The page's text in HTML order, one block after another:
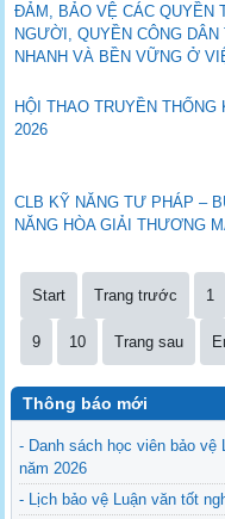
ĐẢM, BẢO VỆ CÁC QUYỀN
NGƯỜI, QUYỀN CÔNG
NHANH VÀ BỀN VỮNG Ở
HỘI THAO TRUYỀN
2026
CLB KỸ NĂNG TƯ PHÁP –
NĂNG HÒA GIẢI THƯƠNG
Start Trang trước 1
9 10 Trang sau
Thông báo mới
- Danh sách học viên bảo
năm 2026
- Lịch bảo vệ Luận văn tốt